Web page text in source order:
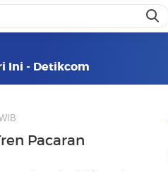
Ini - Detikcom
Pacaran